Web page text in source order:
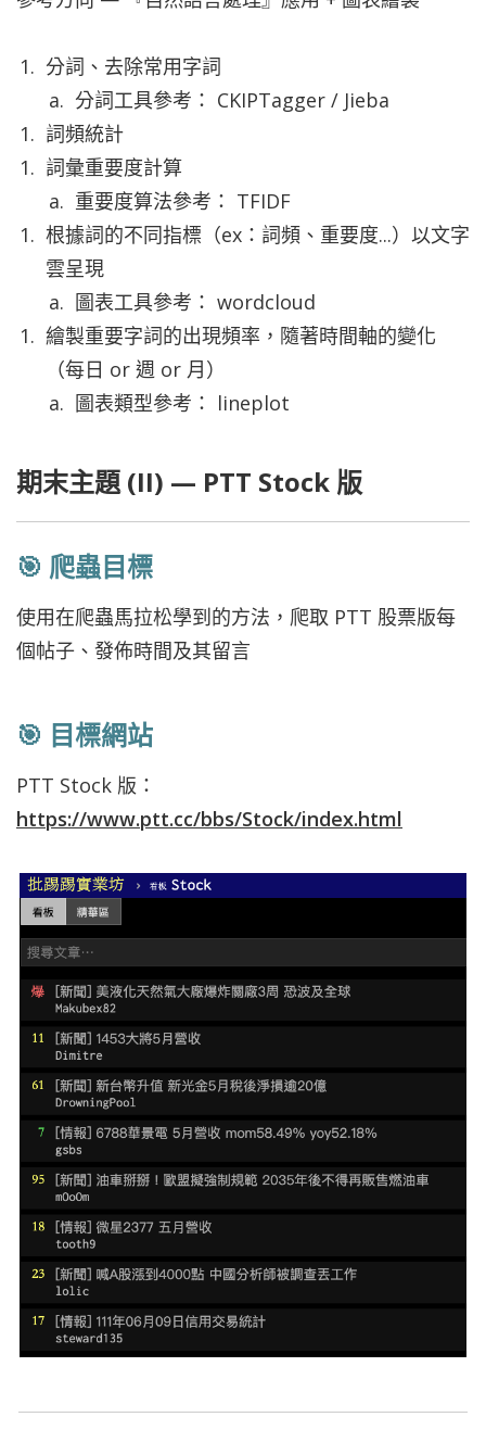
分詞、去除常用字詞
分詞工具參考： CKIPTagger / Jieba
詞頻統計
詞彙重要度計算
重要度算法參考： TFIDF
根據詞的不同指標（ex：詞頻、重要度...）以文字
雲呈現
圖表工具參考： wordcloud
繪製重要字詞的出現頻率，隨著時間軸的變化
（每日 or 週 or 月）
圖表類型參考： lineplot
期末主題 (II) — PTT Stock 版
🎯 爬蟲目標
使用在爬蟲馬拉松學到的方法，爬取 PTT 股票版每
個帖子、發佈時間及其留言
🎯 目標網站
PTT Stock 版：
https://www.ptt.cc/bbs/Stock/index.html